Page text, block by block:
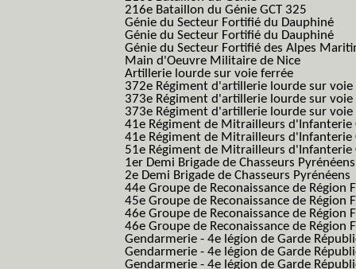
216e Bataillon du Génie GCT 325
Génie du Secteur Fortifié du Dauphiné
Génie du Secteur Fortifié du Dauphiné
Génie du Secteur Fortifié des Alpes
Main d'Oeuvre Militaire de Nice
Artillerie lourde sur voie ferrée
372e Régiment d'artillerie lourde sur voie
373e Régiment d'artillerie lourde sur voie
373e Régiment d'artillerie lourde sur
41e Régiment de Mitrailleurs d'Infanterie
41e Régiment de Mitrailleurs d'Infanterie
51e Régiment de Mitrailleurs d'Infanterie
1er Demi Brigade de Chasseurs Pyrénéens
2e Demi Brigade de Chasseurs Pyrénéens
44e Groupe de Reconaissance de Région
45e Groupe de Reconaissance de Région
46e Groupe de Reconaissance de Région
46e Groupe de Reconaissance de
Gendarmerie - 4e légion de Garde
Gendarmerie - 4e légion de Garde
Gendarmerie - 4e légion de Garde